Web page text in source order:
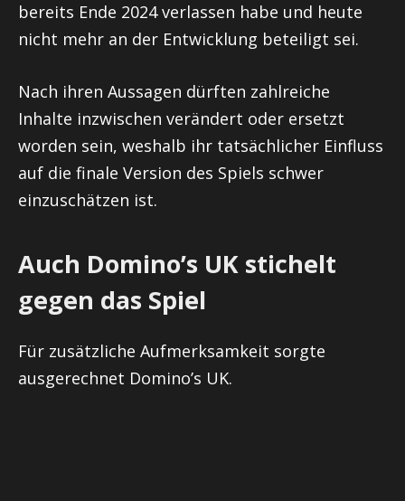
bereits Ende 2024 verlassen habe und heute
nicht mehr an der Entwicklung beteiligt sei.
Nach ihren Aussagen dürften zahlreiche
Inhalte inzwischen verändert oder ersetzt
worden sein, weshalb ihr tatsächlicher Einfluss
auf die finale Version des Spiels schwer
einzuschätzen ist.
Auch Domino’s UK stichelt
gegen das Spiel
Für zusätzliche Aufmerksamkeit sorgte
ausgerechnet Domino’s UK.